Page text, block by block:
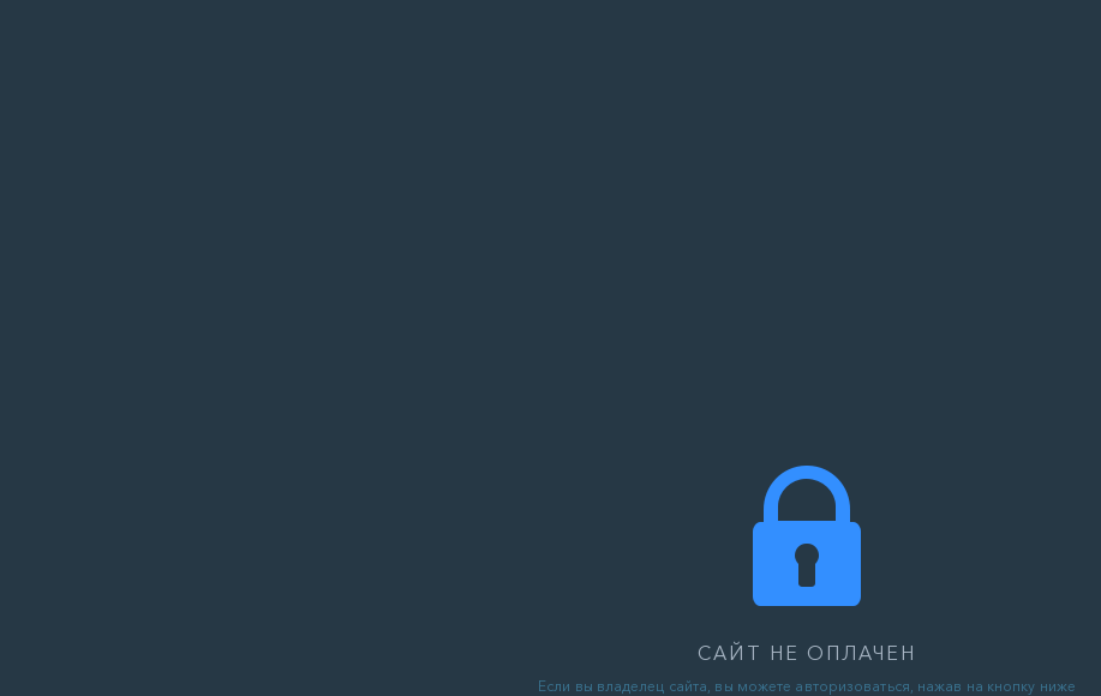
САЙТ НЕ ОПЛАЧЕН
Если вы владелец сайта, вы можете авторизоваться, нажав на кнопку ниже